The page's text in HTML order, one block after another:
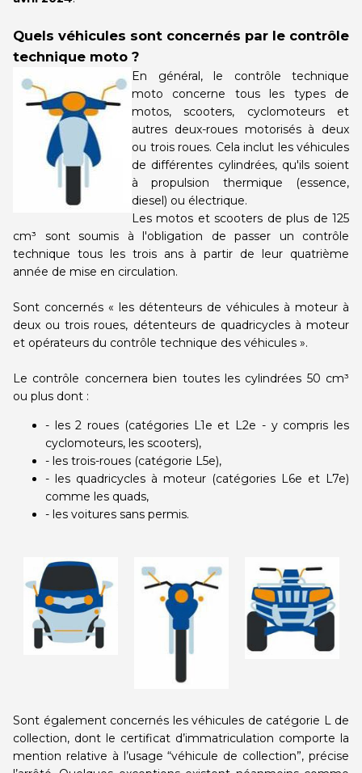
Choisir ce
centre
Choisir ce
Quels véhicules sont concernés par le contrôle
technique moto ?
En général, le contrôle technique
moto concerne tous les types de
motos, scooters, cyclomoteurs et
autres deux-roues motorisés à deux
ou trois roues. Cela inclut les véhicules
de différentes cylindrées, qu'ils soient
à propulsion thermique (essence,
diesel) ou électrique.
Les motos et scooters de plus de 125
cm³ sont soumis à l'obligation de passer un contrôle
technique tous les trois ans à partir de leur quatrième
année de mise en circulation.
Sont concernés « les détenteurs de véhicules à moteur à
deux ou trois roues, détenteurs de quadricycles à moteur
et opérateurs du contrôle technique des véhicules ».
Le contrôle concernera bien toutes les cylindrées 50 cm³
ou plus dont :
- les 2 roues (catégories L1e et L2e - y compris les
cyclomoteurs, les scooters),
- les trois-roues (catégorie L5e),
- les quadricycles à moteur (catégories L6e et L7e)
comme les quads,
- les voitures sans permis.
Sont également concernés les véhicules de catégorie L de
collection, dont le certificat d’immatriculation comporte la
mention relative à l’usage “véhicule de collection”, précise